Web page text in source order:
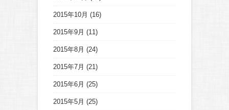
2015年10月 (16)
2015年9月 (11)
2015年8月 (24)
2015年7月 (21)
2015年6月 (25)
2015年5月 (25)